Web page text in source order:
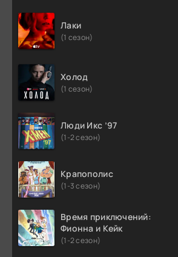
Лаки
(1 сезон)
Холод
(1 сезон)
Люди Икс ’97
(1-2 сезон)
Крапополис
(1-3 сезон)
Время приключений:
Фионна и Кейк
(1-2 сезон)